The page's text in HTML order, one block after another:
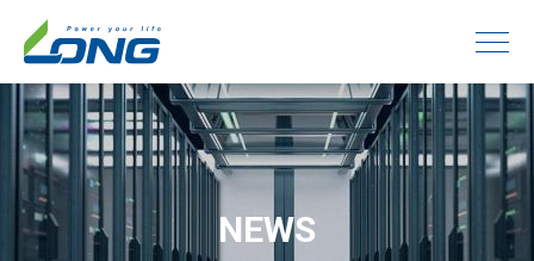
NEWS